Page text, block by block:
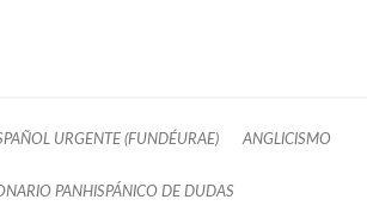
URGENTE (FUNDÉURAE) ANGLICISMO
PANHISPÁNICO DE DUDAS